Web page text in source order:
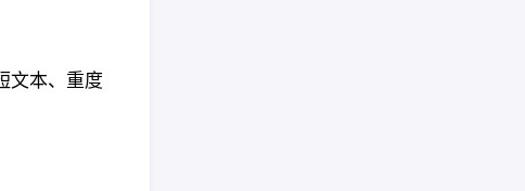
文本、重度